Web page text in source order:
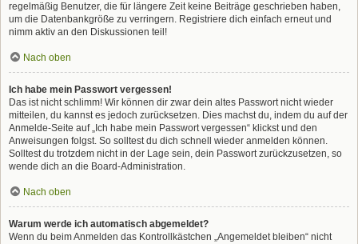
regelmäßig Benutzer, die für längere Zeit keine Beiträge geschrieben haben,
um die Datenbankgröße zu verringern. Registriere dich einfach erneut und
nimm aktiv an den Diskussionen teil!
Nach oben
Ich habe mein Passwort vergessen!
Das ist nicht schlimm! Wir können dir zwar dein altes Passwort nicht wieder
mitteilen, du kannst es jedoch zurücksetzen. Dies machst du, indem du auf der
Anmelde-Seite auf „Ich habe mein Passwort vergessen“ klickst und den
Anweisungen folgst. So solltest du dich schnell wieder anmelden können.
Solltest du trotzdem nicht in der Lage sein, dein Passwort zurückzusetzen, so
wende dich an die Board-Administration.
Nach oben
Warum werde ich automatisch abgemeldet?
Wenn du beim Anmelden das Kontrollkästchen „Angemeldet bleiben“ nicht